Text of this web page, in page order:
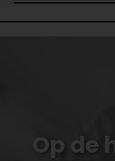
Op de